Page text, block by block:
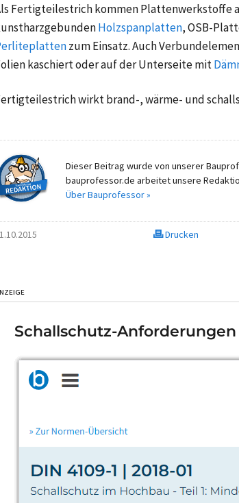
Fertigteilestrich kommen Plattenwerkstoffe
Holzspanplatten,OSB-
zum Einsatz. Auch
kaschiert oder auf der Unterseite mit
wirkt brand-, wärme- und
Dieser Beitrag wurde von unserer
bauprofessor.de arbeitet unsere
Über Bauprofessor »
Drucken
Schallschutz-